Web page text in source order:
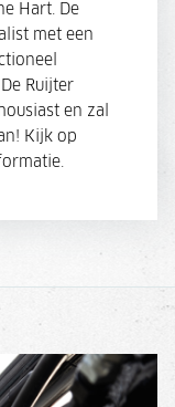
Hart. De
met een
Ruijter
en zal
Kijk op